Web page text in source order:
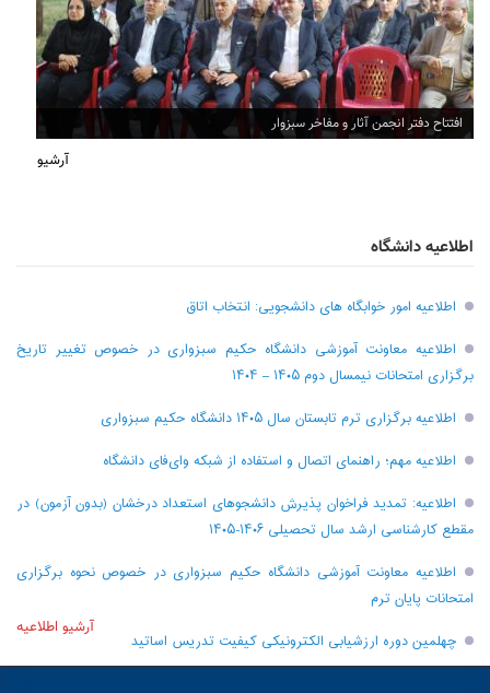
افتتاح دفتر انجمن آثار و مفاخر سبزوار
آرشیو
اطلاعیه دانشگاه
اطلاعیه امور خوابگاه های دانشجویی: انتخاب اتاق
اطلاعیه معاونت آموزشی دانشگاه حکیم سبزواری در خصوص تغییر تاریخ
برگزاری امتحانات نیمسال دوم ۱۴۰۵ – ۱۴۰۴
اطلاعیه برگزاری ترم تابستان سال ۱۴۰۵ دانشگاه حکیم سبزواری
اطلاعیه مهم؛ راهنمای اتصال و استفاده از شبکه وای‌فای دانشگاه
اطلاعیه: تمدید فراخوان پذیرش دانشجو‌های استعداد درخشان (بدون آزمون) در
مقطع کارشناسی ارشد سال تحصیلی ۱۴۰۶-۱۴۰۵
اطلاعیه معاونت آموزشی دانشگاه حکیم سبزواری در خصوص نحوه برگزاری
امتحانات پایان ترم
چهلمین دوره ارزشیابی الکترونیکی کیفیت تدریس اساتید
آرشیو اطلاعیه